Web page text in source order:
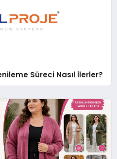
Süreci Nasıl İlerler?